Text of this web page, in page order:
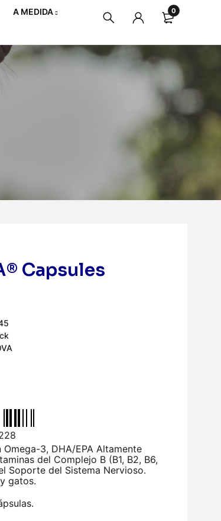
A MEDIDA
0
Capsules
3, DHA/EPA Altamente
del Complejo B (B1, B2, B6,
Soporte del Sistema Nervioso.
gatos.